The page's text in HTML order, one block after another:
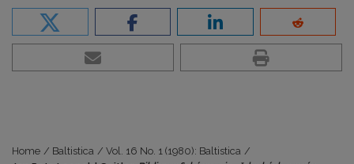
Home / Baltistica / Vol. 16 No. 1 (1980): Baltistica /